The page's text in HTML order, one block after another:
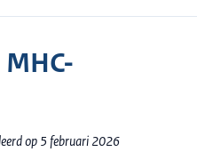
op 5 februari 2026